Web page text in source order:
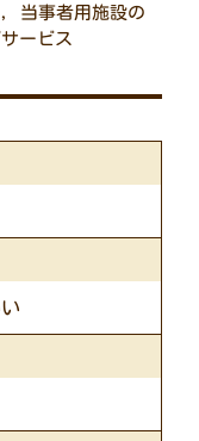
, 当事者用施設の
ービス